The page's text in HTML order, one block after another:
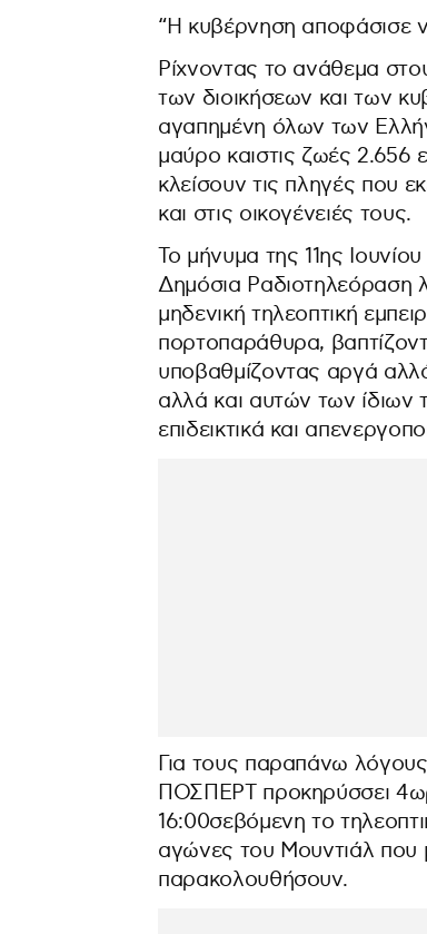
“Η κυβέρνηση αποφάσισε
Ρίχνοντας το ανάθεμα
των διοικήσεων και των
αγαπημένη όλων των
μαύρο καιστις ζωές 2.656
κλείσουν τις πληγές που
και στις οικογένειές τους.
Το μήνυμα της 11ης
Δημόσια Ραδιοτηλεόραση
μηδενική τηλεοπτική
πορτοπαράθυρα,
υποβαθμίζοντας αργά
αλλά και αυτών των ίδιων
επιδεικτικά και
Για τους παραπάνω
ΠΟΣΠΕΡΤ προκηρύσσει
16:00σεβόμενη το
αγώνες του Μουντιάλ που
παρακολουθήσουν.